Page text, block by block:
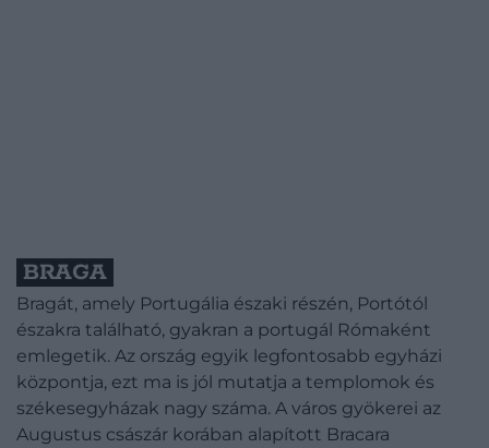
BRAGA
Bragát, amely Portugália északi részén, Portótól
északra található, gyakran a portugál Rómaként
emlegetik. Az ország egyik legfontosabb egyházi
központja, ezt ma is jól mutatja a templomok és
székesegyházak nagy száma. A város gyökerei az
Augustus császár korában alapított Bracara